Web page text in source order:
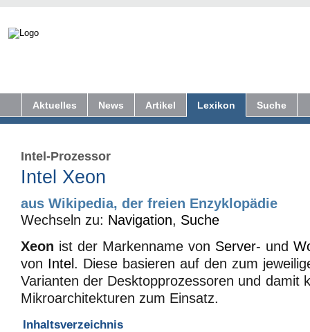
Aktuelles News Artikel Lexikon Suche
Intel-Prozessor
Intel Xeon
aus Wikipedia, der freien Enzyklopädie
Wechseln zu: Navigation, Suche
Xeon ist der Markenname von Server- und
von Intel . Diese basieren auf den zum
Varianten der Desktopprozessoren und damit
Mikroarchitekturen zum Einsatz.
Inhaltsverzeichnis